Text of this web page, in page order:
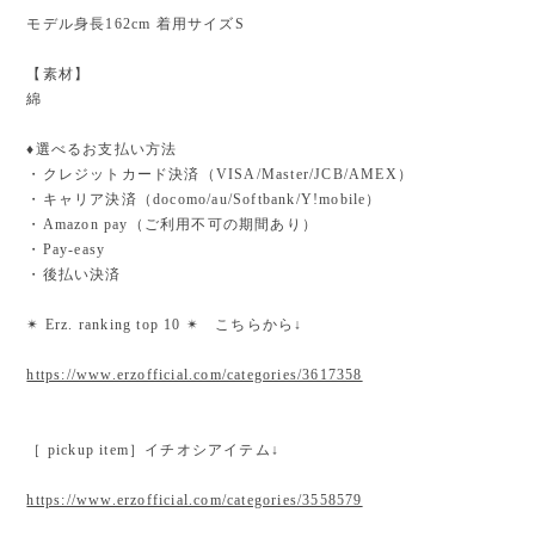
モデル身長162cm 着用サイズS
【素材】
綿
♦︎選べるお支払い方法
・クレジットカード決済（VISA/Master/JCB/AMEX）
・キャリア決済（docomo/au/Softbank/Y!mobile）
・Amazon pay（ご利用不可の期間あり）
・Pay-easy
・後払い決済
✴︎ Erz. ranking top 10 ✴︎ こちらから↓
https://www.erzofficial.com/categories/3617358
［ pickup item］イチオシアイテム↓
https://www.erzofficial.com/categories/3558579